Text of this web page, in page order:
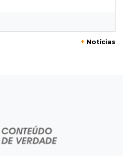
que santas casas
em um ano, enquanto
muda
+ Notícias